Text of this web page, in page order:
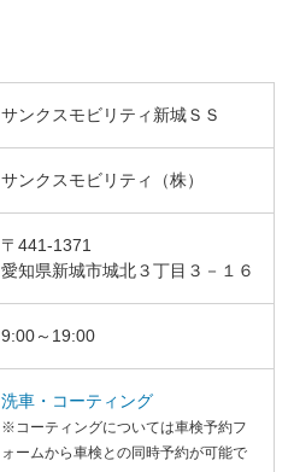
サンクスモビリティ新城ＳＳ
サンクスモビリティ（株）
〒441-1371
愛知県新城市城北３丁目３－１６
9:00～19:00
洗車・コーティング
※コーティングについては車検予約フ
ォームから車検との同時予約が可能で